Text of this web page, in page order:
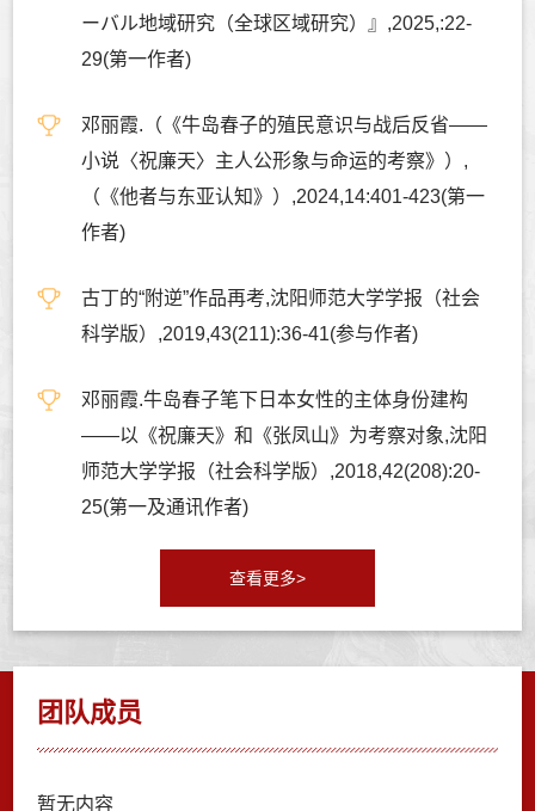
ーバル地域研究（全球区域研究）』,2025,:22-
29(第一作者)
邓丽霞.（《牛岛春子的殖民意识与战后反省——
小说〈祝廉天〉主人公形象与命运的考察》）,
（《他者与东亚认知》）,2024,14:401-423(第一
作者)
古丁的“附逆”作品再考,沈阳师范大学学报（社会
科学版）,2019,43(211):36-41(参与作者)
邓丽霞.牛岛春子笔下日本女性的主体身份建构
——以《祝廉天》和《张凤山》为考察对象,沈阳
师范大学学报（社会科学版）,2018,42(208):20-
25(第一及通讯作者)
查看更多>
团队成员
暂无内容